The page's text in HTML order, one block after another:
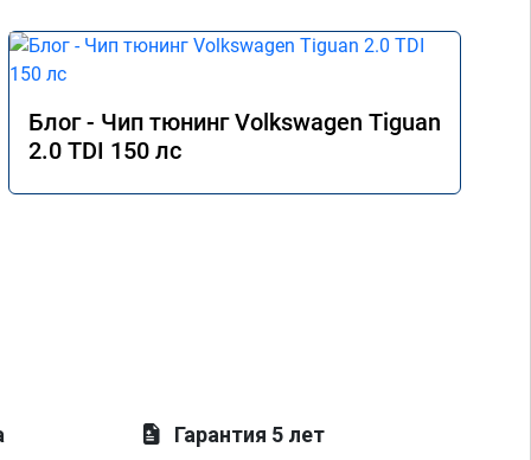
Блог - Чип тюнинг Volkswagen Tiguan
2.0 TDI 150 лс
Гарантия 5 лет